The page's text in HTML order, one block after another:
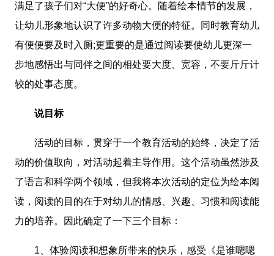
满足了孩子们对“大便”的好奇心。随着绘本情节的发展，
让幼儿形象地认识了许多动物大便的特征。同时教育幼儿
有便便要及时入厕;更重要的是通过阅读要使幼儿更深一
步地感悟出与同伴之间的相处要大度、宽容，不要斤斤计
较的处事态度。
说目标
活动的目标，贯穿于一个教育活动的始终，决定了活
动的价值取向，对活动起着主导作用。这个活动虽然涉及
了语言和科学两个领域，但我将本次活动的定位为绘本阅
读，阅读的目的在于对幼儿的情感、兴趣、习惯和阅读能
力的培养。因此确定了一下三个目标：
1、体验阅读和想象所带来的快乐，感受《是谁嗯嗯